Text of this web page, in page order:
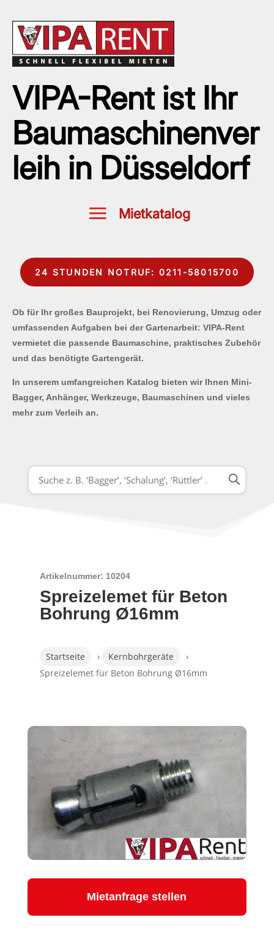
VIPA-Rent ist Ihr
Baumaschinenver
leih in Düsseldorf
24 STUNDEN NOTRUF: 0211-58015700
Ob für Ihr großes Bauprojekt, bei Renovierung, Umzug oder
umfassenden Aufgaben bei der Gartenarbeit: VIPA-Rent
vermietet die passende Baumaschine, praktisches Zubehör
und das benötigte Gartengerät.
In unserem umfangreichen Katalog bieten wir Ihnen Mini-
Bagger, Anhänger, Werkzeuge, Baumaschinen und vieles
mehr zum Verleih an.
Artikelnummer: 10204
Spreizelemet für Beton
Bohrung Ø16mm
Startseite › Kernbohrgeräte
›
Spreizelemet für Beton Bohrung Ø16mm
Mietanfrage stellen